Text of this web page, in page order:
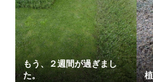
もう、２週間が過ぎまし
た。